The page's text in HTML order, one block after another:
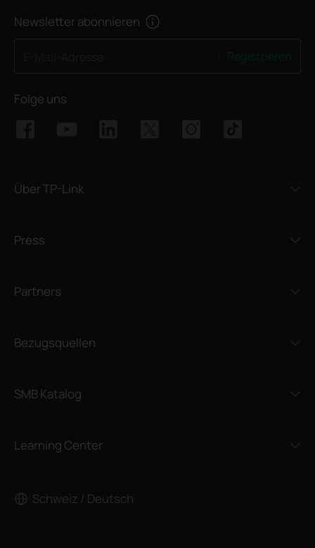
Newsletter abonnieren
Folge uns
Über TP-Link
Press
Partners
Bezugsquellen
SMB Katalog
Learning Center
Schweiz / Deutsch